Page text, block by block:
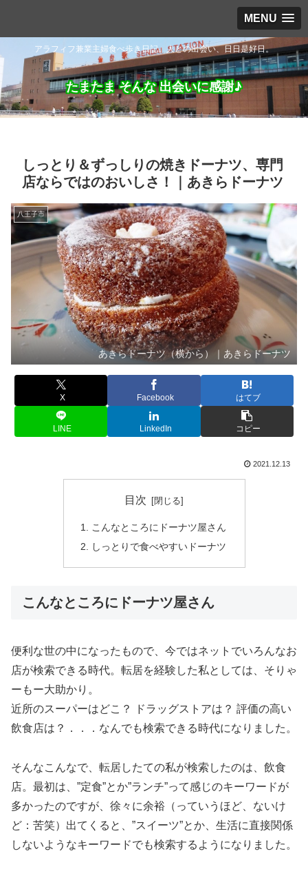
MENU
アラフィフ兼業主婦食べ歩き日記。人との出会い、日日是好日。
たまたま そんな 出会いに感謝♪
しっとり＆ずっしりの焼きドーナツ、専門
店ならではのおいしさ！｜あきらドーナツ
八王子市
あきらドーナツ（横から）｜あきらドーナツ
X Facebook はてブ
LINE LinkedIn コピー
2021.12.13
目次
こんなところにドーナツ屋さん
しっとりで食べやすいドーナツ
こんなところにドーナツ屋さん
便利な世の中になったもので、今ではネットでいろんなお
店が検索できる時代。転居を経験した私としては、そりゃ
ーもー大助かり。
近所のスーパーはどこ？ ドラッグストアは？ 評価の高い
飲食店は？．．．なんでも検索できる時代になりました。
そんなこんなで、転居したての私が検索したのは、飲食
店。最初は、”定食”とか”ランチ”って感じのキーワードが
多かったのですが、徐々に余裕（っていうほど、ないけ
ど：苦笑）出てくると、”スイーツ”とか、生活に直接関係
しないようなキーワードでも検索するようになりました。